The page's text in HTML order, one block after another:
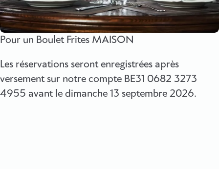
Pour un Boulet Frites MAISON
Les réservations seront enregistrées après
versement sur notre compte BE31 0682 3273
4955 avant le dimanche 13 septembre 2026.